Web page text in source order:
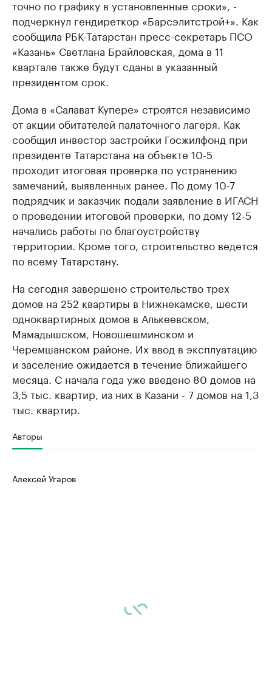
точно по графику в установленные сроки», -
подчеркнул гендиреткор «Барсэлитстрой+». Как
сообщила РБК-Татарстан пресс-секретарь ПСО
«Казань» Светлана Брайловская, дома в 11
квартале также будут сданы в указанный
президентом срок.
Дома в «Салават Купере» строятся независимо
от акции обитателей палаточного лагеря. Как
сообщил инвестор застройки Госжилфонд при
президенте Татарстана на объекте 10-5
проходит итоговая проверка по устранению
замечаний, выявленных ранее. По дому 10-7
подрядчик и заказчик подали заявление в ИГАСН
о проведении итоговой проверки, по дому 12-5
начались работы по благоустройству
территории. Кроме того, строительство ведется
по всему Татарстану.
На сегодня завершено строительство трех
домов на 252 квартиры в Нижнекамске, шести
одноквартирных домов в Алькеевском,
Мамадышском, Новошешминском и
Черемшанском районе. Их ввод в эксплуатацию
и заселение ожидается в течение ближайшего
месяца. С начала года уже введено 80 домов на
3,5 тыс. квартир, из них в Казани - 7 домов на 1,3
тыс. квартир.
Авторы
Алексей Угаров